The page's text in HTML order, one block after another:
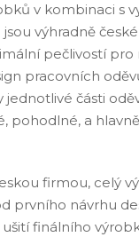
v kombinaci s
výhradně
pečlivostí pro
pracovních
jednotlivé části
pohodlné, a
firmou, celý
prvního návrhu
finálního